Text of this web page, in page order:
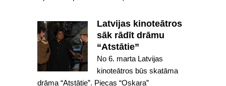
Latvijas kinoteātros
sāk rādīt drāmu
“Atstātie”
No 6. marta Latvijas
kinoteātros būs skatāma
drāma “Atstātie”. Piecas “Oskara”